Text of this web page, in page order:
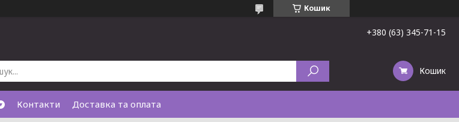
Кошик
+380 (63) 345-71-15
Кошик
Контакти Доставка та оплата